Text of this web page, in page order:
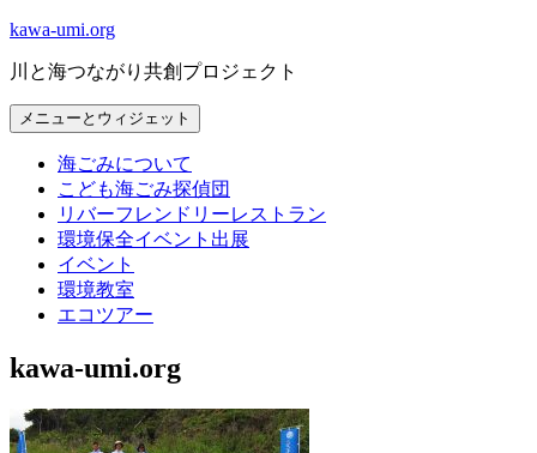
コ
テ
ン
ツ
kawa-umi.org
川と海つながり共創プロジェクト
メニューとウィジェット
海ごみについて
こども海ごみ探偵団
リバーフレンドリーレストラン
環境保全イベント出展
イベント
環境教室
エコツアー
kawa-umi.org